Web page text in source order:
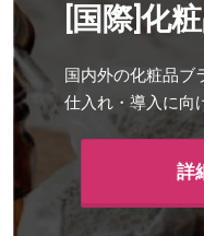
[国際]化
国内外の化粧品ブ
仕入れ・導入に向
詳